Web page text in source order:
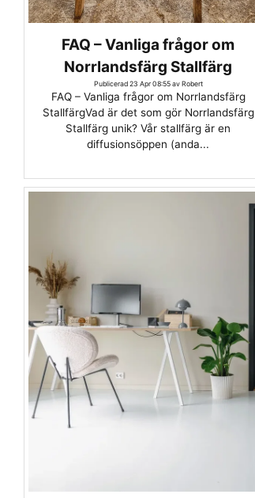
FAQ – Vanliga frågor om
Norrlandsfärg Stallfärg
Publicerad 23 Apr 08:55 av Robert
FAQ – Vanliga frågor om Norrlandsfärg
StallfärgVad är det som gör Norrlandsfärg
Stallfärg unik? Vår stallfärg är en
diffusionsöppen (anda...